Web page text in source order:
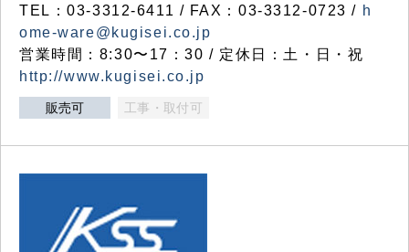
TEL：03-3312-6411 / FAX：03-3312-0723 / h
ome-ware@kugisei.co.jp
営業時間：8:30〜17：30 / 定休日：土・日・祝
http://www.kugisei.co.jp
販売可 工事・取付可